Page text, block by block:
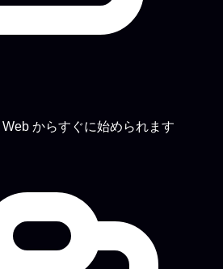
からすぐに始められます